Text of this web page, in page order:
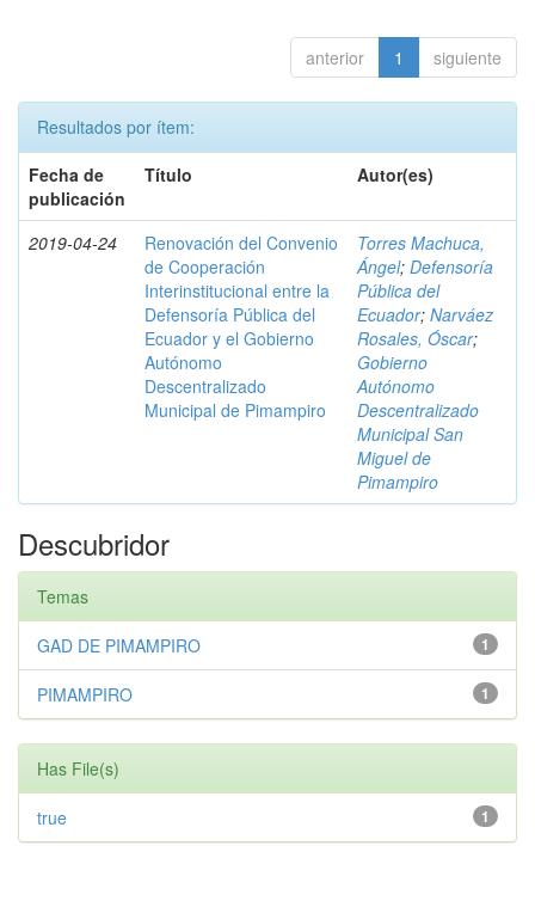
anterior 1 siguiente
Resultados por ítem:
Fecha de
publicación
Título Autor(es)
2019-04-24
Renovación del Convenio
de Cooperación
Interinstitucional entre la
Defensoría Pública del
Ecuador y el Gobierno
Autónomo
Descentralizado
Municipal de Pimampiro
Torres Machuca,
Ángel; Defensoría
Pública del
Ecuador; Narváez
Rosales, Óscar;
Gobierno
Autónomo
Descentralizado
Municipal San
Miguel de
Pimampiro
Descubridor
Temas
1
GAD DE PIMAMPIRO
1
PIMAMPIRO
Has File(s)
1
true